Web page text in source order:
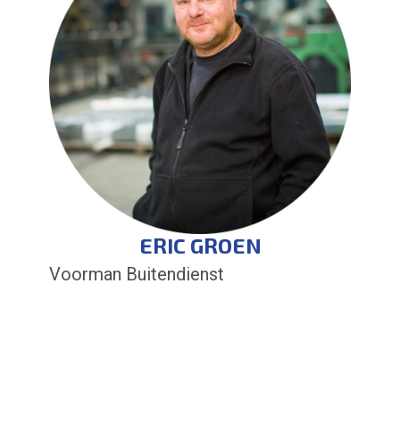
ERIC GROEN
Voorman Buitendienst